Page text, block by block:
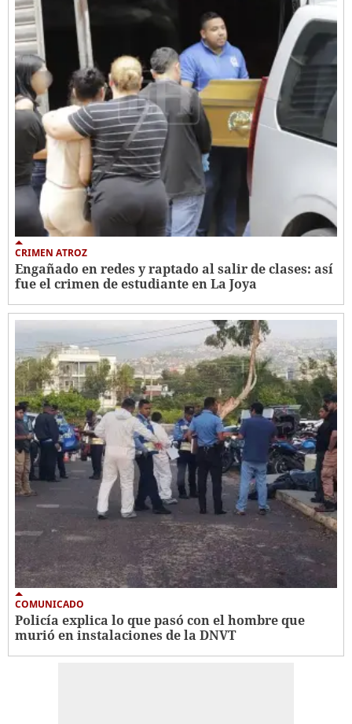
CRIMEN ATROZ
Engañado en redes y raptado al salir de clases: así
fue el crimen de estudiante en La Joya
COMUNICADO
Policía explica lo que pasó con el hombre que
murió en instalaciones de la DNVT